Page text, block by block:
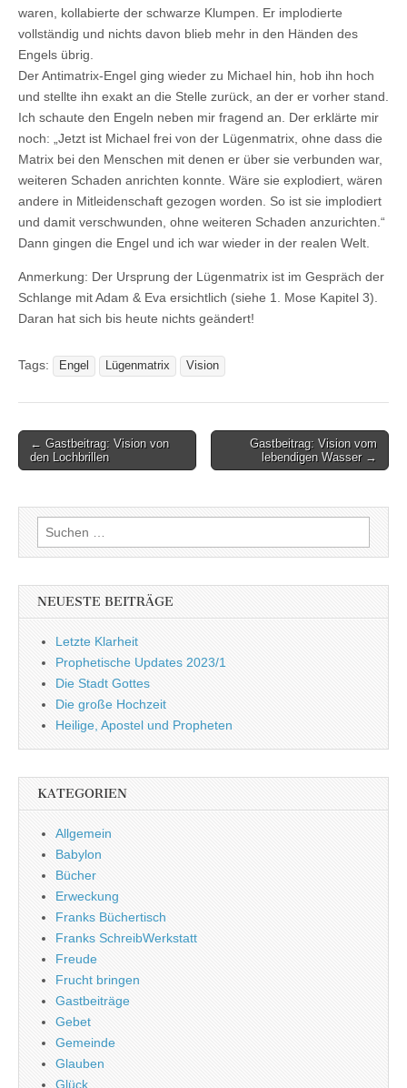
waren, kollabierte der schwarze Klumpen. Er implodierte
vollständig und nichts davon blieb mehr in den Händen des
Engels übrig.
Der Antimatrix-Engel ging wieder zu Michael hin, hob ihn hoch
und stellte ihn exakt an die Stelle zurück, an der er vorher stand.
Ich schaute den Engeln neben mir fragend an. Der erklärte mir
noch: „Jetzt ist Michael frei von der Lügenmatrix, ohne dass die
Matrix bei den Menschen mit denen er über sie verbunden war,
weiteren Schaden anrichten konnte. Wäre sie explodiert, wären
andere in Mitleidenschaft gezogen worden. So ist sie implodiert
und damit verschwunden, ohne weiteren Schaden anzurichten.“
Dann gingen die Engel und ich war wieder in der realen Welt.
Anmerkung: Der Ursprung der Lügenmatrix ist im Gespräch der
Schlange mit Adam & Eva ersichtlich (siehe 1. Mose Kapitel 3).
Daran hat sich bis heute nichts geändert!
Tags: Engel Lügenmatrix Vision
Post
navigation
← Gastbeitrag: Vision von
den Lochbrillen
Gastbeitrag: Vision vom
lebendigen Wasser →
Suchen
nach:
NEUESTE BEITRÄGE
Letzte Klarheit
Prophetische Updates 2023/1
Die Stadt Gottes
Die große Hochzeit
Heilige, Apostel und Propheten
KATEGORIEN
Allgemein
Babylon
Bücher
Erweckung
Franks Büchertisch
Franks SchreibWerkstatt
Freude
Frucht bringen
Gastbeiträge
Gebet
Gemeinde
Glauben
Glück